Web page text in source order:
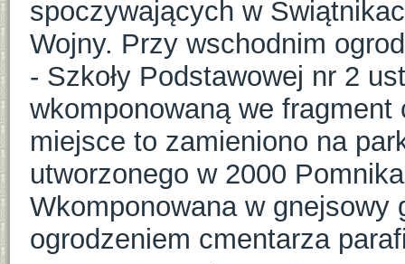
spoczywających w
Wojny. Przy wschodnim
- Szkoły Podstawowej nr 2
wkomponowaną we
miejsce to zamieniono na
utworzonego w 2000
Wkomponowana w gnejsowy
ogrodzeniem cmentarza